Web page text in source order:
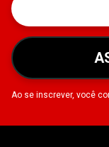
Ao se inscrever, você